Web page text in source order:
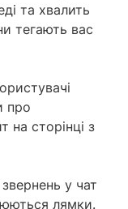
та хвалить
тегають вас
про
на сторінці з
у чат
лямки.